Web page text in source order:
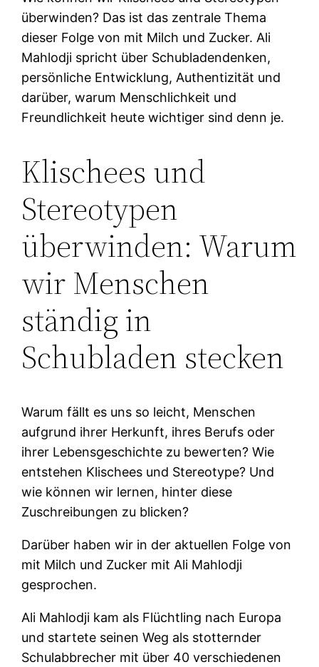
überwinden? Das ist das zentrale Thema
dieser Folge von mit Milch und Zucker. Ali
Mahlodji spricht über Schubladendenken,
persönliche Entwicklung, Authentizität und
darüber, warum Menschlichkeit und
Freundlichkeit heute wichtiger sind denn je.
Klischees und
Stereotypen
überwinden: Warum
wir Menschen
ständig in
Schubladen stecken
Warum fällt es uns so leicht, Menschen
aufgrund ihrer Herkunft, ihres Berufs oder
ihrer Lebensgeschichte zu bewerten? Wie
entstehen Klischees und Stereotype? Und
wie können wir lernen, hinter diese
Zuschreibungen zu blicken?
Darüber haben wir in der aktuellen Folge von
mit Milch und Zucker mit Ali Mahlodji
gesprochen.
Ali Mahlodji kam als Flüchtling nach Europa
und startete seinen Weg als stotternder
Schulabbrecher mit über 40 verschiedenen